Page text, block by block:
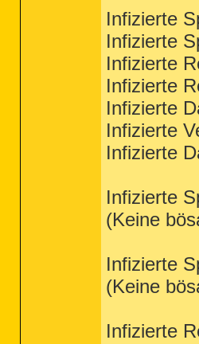
Infizierte
Infizierte
Infizierte
Infizierte
Infizierte
Infizierte
Infizierte
Infizierte
(Keine
Infizierte
(Keine
Infizierte